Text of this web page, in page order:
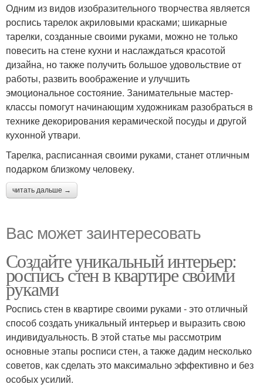
Одним из видов изобразительного творчества является
роспись тарелок акриловыми красками; шикарные
тарелки, созданные своими руками, можно не только
повесить на стене кухни и наслаждаться красотой
дизайна, но также получить большое удовольствие от
работы, развить воображение и улучшить
эмоциональное состояние. Занимательные мастер-
классы помогут начинающим художникам разобраться в
технике декорирования керамической посуды и другой
кухонной утвари.
Тарелка, расписанная своими руками, станет отличным
подарком близкому человеку.
читать дальше →
Вас может заинтересовать
Создайте уникальный интерьер:
роспись стен в квартире своими
руками
Роспись стен в квартире своими руками - это отличный
способ создать уникальный интерьер и выразить свою
индивидуальность. В этой статье мы рассмотрим
основные этапы росписи стен, а также дадим несколько
советов, как сделать это максимально эффективно и без
особых усилий.